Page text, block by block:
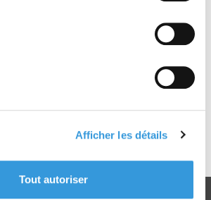
Afficher les détails
Tout autoriser
incendie : classement des
dispositions constructives et
personnes handicapées
de l’équipe de sécurité